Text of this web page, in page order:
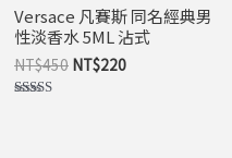
Versace 凡賽斯 同名經典男
性淡香水 5ML 沾式
NT$450
NT$450。
NT$220
NT$220。